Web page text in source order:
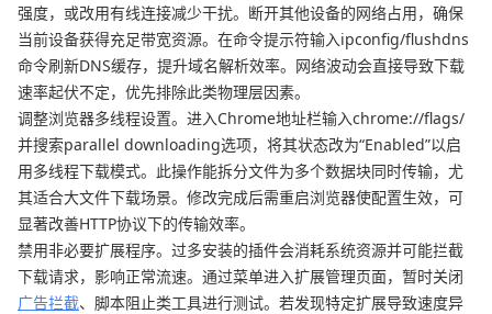
强度，或改用有线连接减少干扰。断开其他设备的网络占用，确保
当前设备获得充足带宽资源。在命令提示符输入ipconfig/flushdns
命令刷新DNS缓存，提升域名解析效率。网络波动会直接导致下载
速率起伏不定，优先排除此类物理层因素。
调整浏览器多线程设置。进入Chrome地址栏输入chrome://flags/
并搜索parallel downloading选项，将其状态改为“Enabled”以启
用多线程下载模式。此操作能拆分文件为多个数据块同时传输，尤
其适合大文件下载场景。修改完成后需重启浏览器使配置生效，可
显著改善HTTP协议下的传输效率。
禁用非必要扩展程序。过多安装的插件会消耗系统资源并可能拦截
下载请求，影响正常流速。通过菜单进入扩展管理页面，暂时关闭
广告拦截、脚本阻止类工具进行测试。若发现特定扩展导致速度异